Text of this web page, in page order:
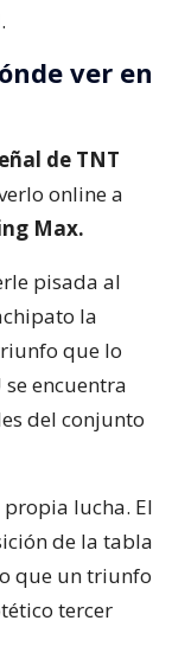
ver en
de TNT
online a
Max.
pisada al
la
que lo
encuentra
del conjunto
lucha. El
de la tabla
que un triunfo
tercer